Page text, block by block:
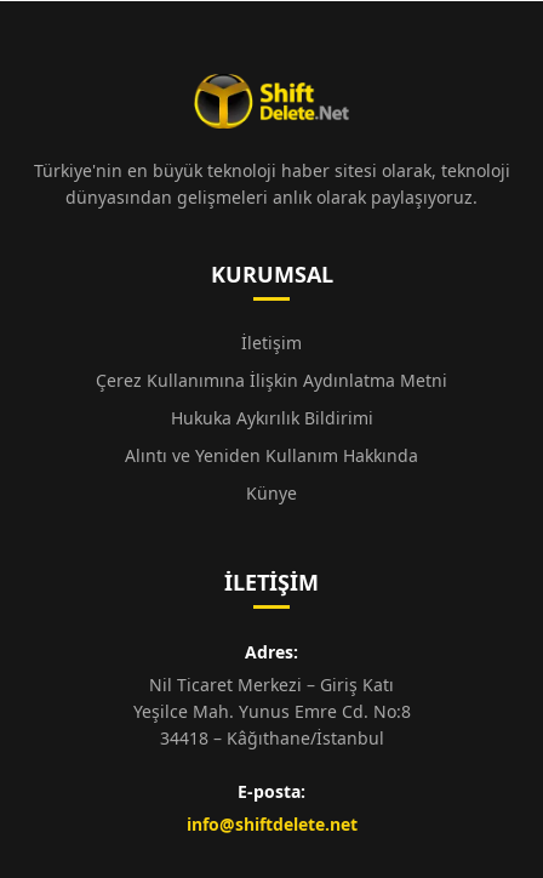
Türkiye'nin en büyük teknoloji haber sitesi olarak, teknoloji
dünyasından gelişmeleri anlık olarak paylaşıyoruz.
KURUMSAL
İletişim
Çerez Kullanımına İlişkin Aydınlatma Metni
Hukuka Aykırılık Bildirimi
Alıntı ve Yeniden Kullanım Hakkında
Künye
İLETIŞIM
Adres:
Nil Ticaret Merkezi – Giriş Katı
Yeşilce Mah. Yunus Emre Cd. No:8
34418 – Kâğıthane/İstanbul
E-posta:
info@shiftdelete.net